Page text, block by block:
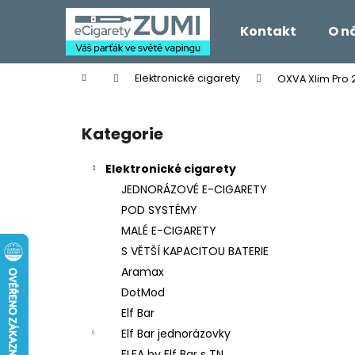
Kontakt O
Domů Elektronické cigarety OXVA Xlim
Přeskočit
kategorie
Kategorie
Elektronické cigarety
JEDNORÁZOVÉ E-CIGARETY
POD SYSTÉMY
MALÉ E-CIGARETY
S VĚTŠÍ KAPACITOU BATERIE
Aramax
DotMod
Elf Bar
Elf Bar jednorázovky
í
Zpět
do
Zpět
do